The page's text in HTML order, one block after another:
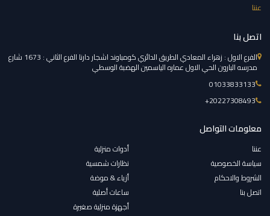
عننا
اتصل بنا
الفرع الاول : زهراء المعادي الطريق الدائري كومباوند اشجار دارنا الفرع الثاني : 1673 شارع
مدرسه البارون الحي الاول عماره الياسمين الهضبة الوسطي
01033833133
‎+20227308493
معلومات التواصل
عننا
سياسة الخصوصية
الشروط والاحكام
اتصل بنا
أدوات منزلية
نظارات شمسية
أزياء & موضة
ساعات أصلية
أجهزة منزلية صغيرة